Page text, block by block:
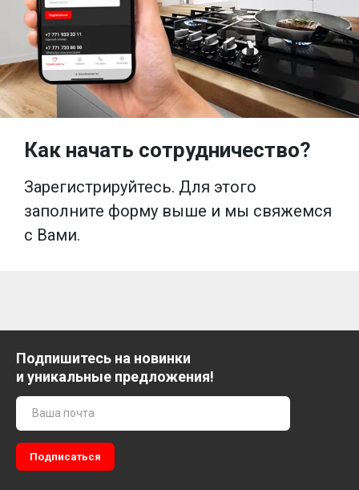
Как начать сотрудничество?
Зарегистрируйтесь. Для этого
заполните форму выше и мы свяжемся
с Вами.
Подпишитесь на новинки
и уникальные предложения!